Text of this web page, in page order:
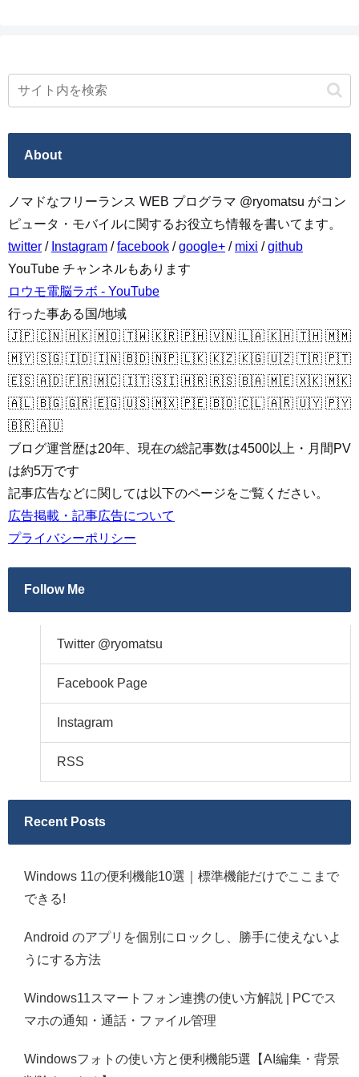
About
ノマドなフリーランス WEB プログラマ @ryomatsu がコン
ピュータ・モバイルに関するお役立ち情報を書いてます。
twitter / Instagram /facebook /google+ / mixi /github
YouTube チャンネルもあります
ロウモ電脳ラボ - YouTube
行った事ある国/地域
🇯🇵 🇨🇳 🇭🇰 🇲🇴 🇹🇼 🇰🇷 🇵🇭 🇻🇳 🇱🇦 🇰🇭 🇹🇭 🇲🇲
🇲🇾 🇸🇬 🇮🇩 🇮🇳 🇧🇩 🇳🇵 🇱🇰 🇰🇿 🇰🇬 🇺🇿 🇹🇷 🇵🇹
🇪🇸 🇦🇩 🇫🇷 🇲🇨 🇮🇹 🇸🇮 🇭🇷 🇷🇸 🇧🇦 🇲🇪 🇽🇰 🇲🇰
🇦🇱 🇧🇬 🇬🇷 🇪🇬 🇺🇸 🇲🇽 🇵🇪 🇧🇴 🇨🇱 🇦🇷 🇺🇾 🇵🇾
🇧🇷 🇦🇺
ブログ運営歴は20年、現在の総記事数は4500以上・月間PV
は約5万です
記事広告などに関しては以下のページをご覧ください。
広告掲載・記事広告について
プライバシーポリシー
Follow Me
Twitter @ryomatsu
Facebook Page
Instagram
RSS
Recent Posts
Windows 11の便利機能10選｜標準機能だけでここまで
できる!
Android のアプリを個別にロックし、勝手に使えないよ
うにする方法
Windows11スマートフォン連携の使い方解説 | PCでス
マホの通知・通話・ファイル管理
Windowsフォトの使い方と便利機能5選【AI編集・背景